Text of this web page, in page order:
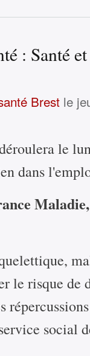
: Santé
Brestle
le
dans
risque de
social